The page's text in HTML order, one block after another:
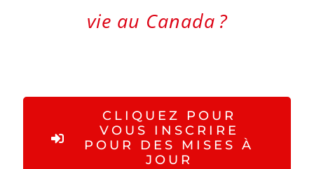
vie au Canada ?
CLIQUEZ POUR
VOUS INSCRIRE
POUR DES MISES À
JOUR